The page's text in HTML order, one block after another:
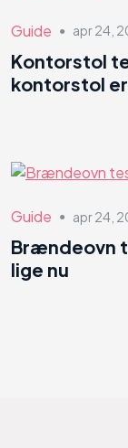
Guide ● apr 24,
Kontorstol
kontorstol
Guide ● apr 24,
Brændeovn
lige nu